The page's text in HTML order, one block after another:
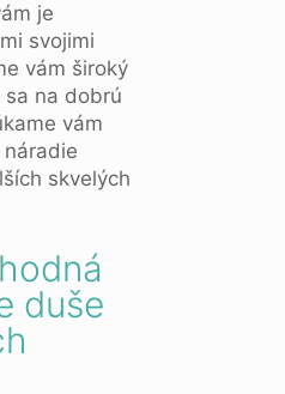
je
svojimi
vám široký
na dobrú
vám
skvelých
duše